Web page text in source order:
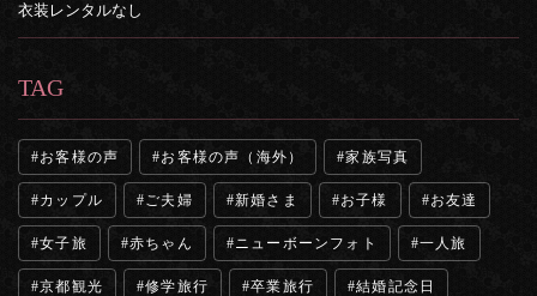
衣装レンタルなし
TAG
お客様の声 お客様の声（海外） 家族写真
カップル ご夫婦 新婚さま お子様 お友達
女子旅 赤ちゃん ニューボーンフォト 一人旅
京都観光 修学旅行 卒業旅行 結婚記念日